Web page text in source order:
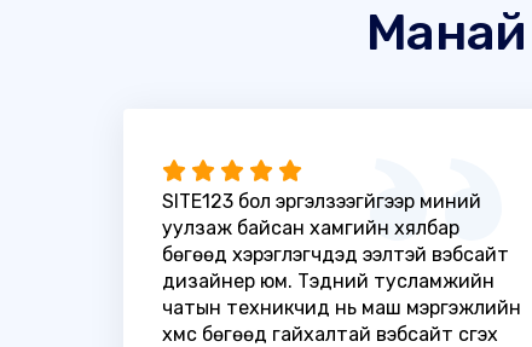
Манай
SITE123 бол эргэлзээгүйгээр миний
уулзаж байсан хамгийн хялбар
бөгөөд хэрэглэгчдэд ээлтэй вэбсайт
дизайнер юм. Тэдний тусламжийн
чатын техникчид нь маш мэргэжлийн
хүмүүс бөгөөд гайхалтай вэбсайт үүсгэх